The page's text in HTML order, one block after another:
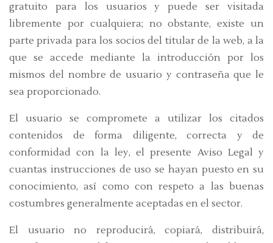
gratuito para los usuarios y puede ser visitada
libremente por cualquiera; no obstante, existe un
parte privada para los socios del titular de la web, a la
que se accede mediante la introducción por los
mismos del nombre de usuario y contraseña que le
sea proporcionado.
El usuario se compromete a utilizar los citados
contenidos de forma diligente, correcta y de
conformidad con la ley, el presente Aviso Legal y
cuantas instrucciones de uso se hayan puesto en su
conocimiento, así como con respeto a las buenas
costumbres generalmente aceptadas en el sector.
El usuario no reproducirá, copiará, distribuirá,